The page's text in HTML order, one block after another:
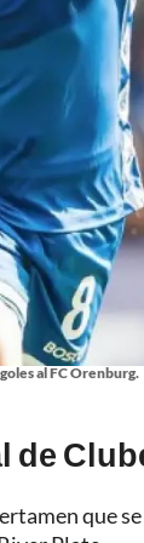
al FC Orenburg.
de
que